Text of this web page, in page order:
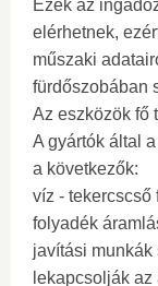
Ezek az
elérhetnek,
műszaki
fürdőszobában
Az eszközök fő
A gyártók által
a következők:
víz - tekercscső
folyadék
javítási munkák
lekapcsolják